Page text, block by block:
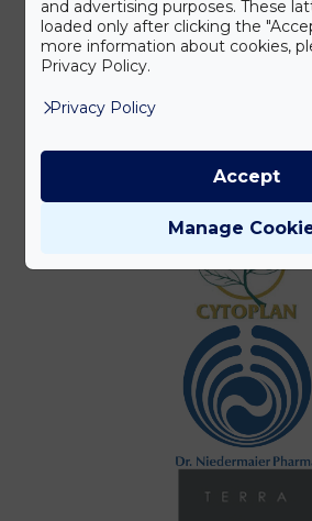
and advertising purposes. These
loaded only after clicking the
more information about cookies,
Privacy Policy.
Privacy Policy
Manage
Accept